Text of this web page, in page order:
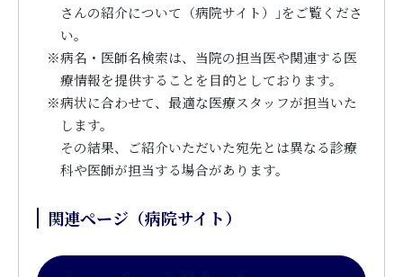
さんの紹介について（病院サイト）｣をご覧くださ
い。
※病名・医師名検索は、当院の担当医や関連する医
療情報を提供することを目的としております。
※病状に合わせて、最適な医療スタッフが担当いた
します。
その結果、ご紹介いただいた宛先とは異なる診療
科や医師が担当する場合があります。
関連ページ（病院サイト）